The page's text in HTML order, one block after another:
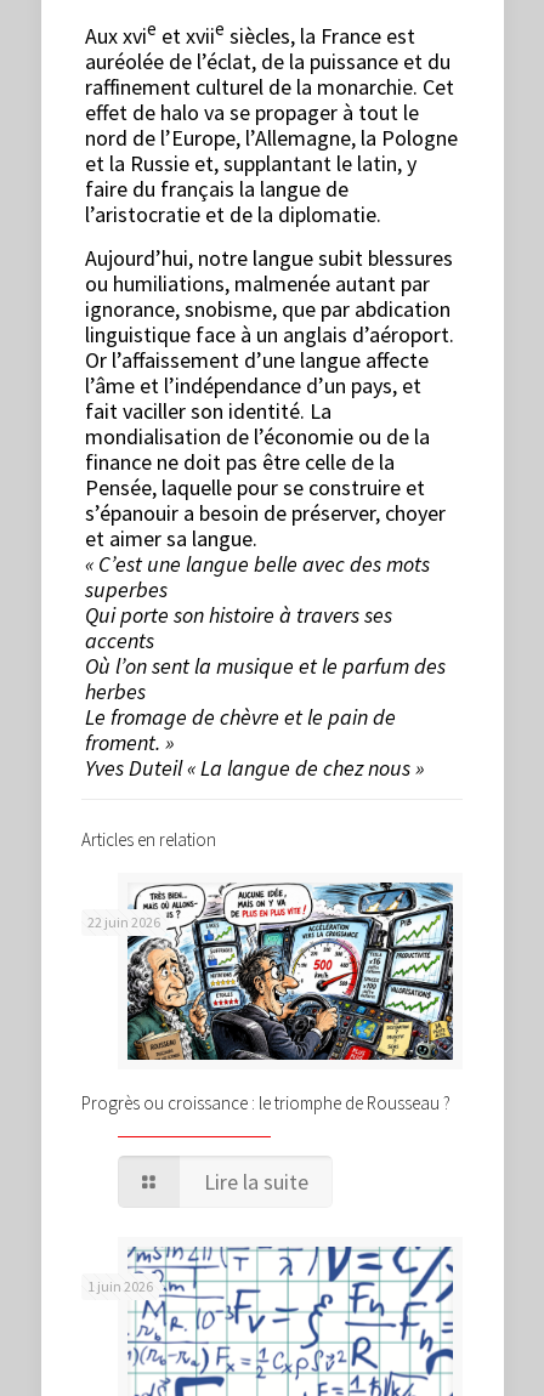
Aux xvie et xviie siècles, la France est
auréolée de l’éclat, de la puissance et du
raffinement culturel de la monarchie. Cet
effet de halo va se propager à tout le
nord de l’Europe, l’Allemagne, la Pologne
et la Russie et, supplantant le latin, y
faire du français la langue de
l’aristocratie et de la diplomatie.
Aujourd’hui, notre langue subit blessures
ou humiliations, malmenée autant par
ignorance, snobisme, que par abdication
linguistique face à un anglais d’aéroport.
Or l’affaissement d’une langue affecte
l’âme et l’indépendance d’un pays, et
fait vaciller son identité. La
mondialisation de l’économie ou de la
finance ne doit pas être celle de la
Pensée, laquelle pour se construire et
s’épanouir a besoin de préserver, choyer
et aimer sa langue.
« C’est une langue belle avec des mots
superbes
Qui porte son histoire à travers ses
accents
Où l’on sent la musique et le parfum des
herbes
Le fromage de chèvre et le pain de
froment. »
Yves Duteil « La langue de chez nous »
Articles en relation
22 juin 2026
Progrès ou croissance : le triomphe de Rousseau ?
Lire la suite
1 juin 2026